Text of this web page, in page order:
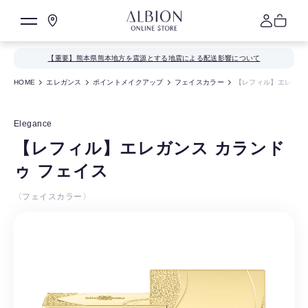
【重要】熊本県熊本地方を震源とする地震による配送影響について
HOME エレガンス ポイントメイクアップ フェイスカラー 【レフィル】エレガ
Elegance
【レフィル】エレガンス カランド
ゥ フェイス
〈フェイスカラー〉